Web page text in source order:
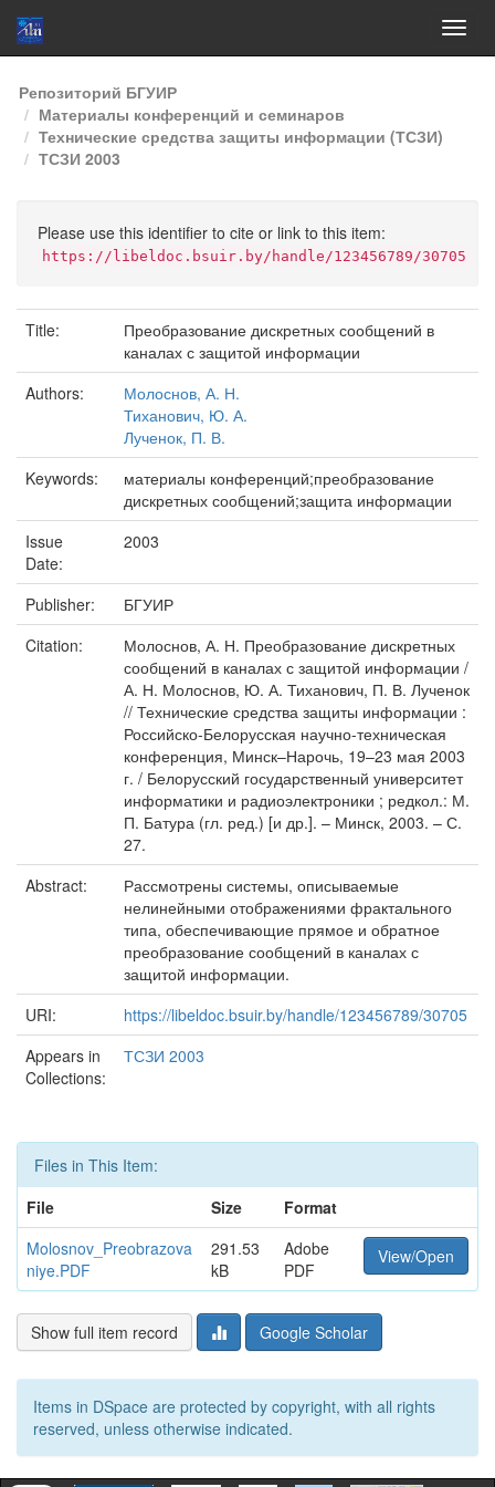
Skip
navigation
Репозиторий БГУИР
Материалы конференций и семинаров
Технические средства защиты информации (ТСЗИ)
ТСЗИ 2003
Please use this identifier to cite or link to this item:
https://libeldoc.bsuir.by/handle/123456789/30705
Title:
Преобразование дискретных сообщений в
каналах с защитой информации
Authors:
Молоснов, А. Н.
Тиханович, Ю. А.
Лученок, П. В.
Keywords:
материалы конференций;преобразование
дискретных сообщений;защита информации
Issue
Date:
2003
Publisher:
БГУИР
Citation:
Молоснов, А. Н. Преобразование дискретных
сообщений в каналах с защитой информации /
А. Н. Молоснов, Ю. А. Тиханович, П. В. Лученок
// Технические средства защиты информации :
Российско-Белорусская научно-техническая
конференция, Минск–Нарочь, 19–23 мая 2003
г. / Белорусский государственный университет
информатики и радиоэлектроники ; редкол.: М.
П. Батура (гл. ред.) [и др.]. – Минск, 2003. – С.
27.
Abstract:
Рассмотрены системы, описываемые
нелинейными отображениями фрактального
типа, обеспечивающие прямое и обратное
преобразование сообщений в каналах с
защитой информации.
URI:
https://libeldoc.bsuir.by/handle/123456789/30705
Appears in
Collections:
ТСЗИ 2003
Files in This Item:
File
Size
Format
Molosnov_Preobrazova
niye.PDF
291.53
kB
Adobe
PDF
View/Open
Show full item record Google Scholar
Items in DSpace are protected by copyright, with all rights
reserved, unless otherwise indicated.